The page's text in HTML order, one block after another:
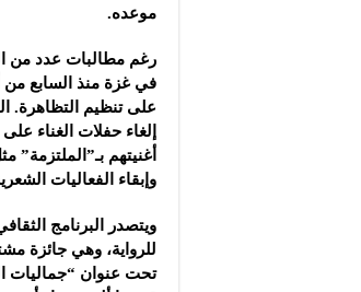
موعده.
رغم مطالبات عدد من
على تنظيم التظاهرة.
إلغاء حفلات الغناء
أغنيتهم
وإبقاء الفعاليات
ويتصدر البرنامج
للرواية، وهي جائزة
تحت عنوان “جماليات